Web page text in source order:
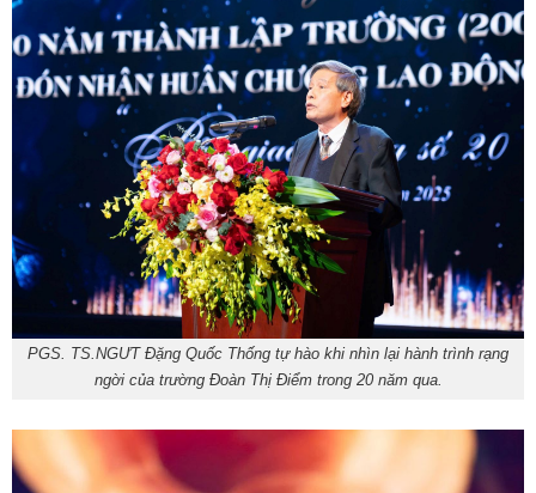
PGS. TS.NGƯT Đặng Quốc Thống tự hào khi nhìn lại hành trình rạng
ngời của trường Đoàn Thị Điểm trong 20 năm qua.